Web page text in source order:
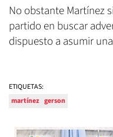
No obstante Martínez
partido en buscar
dispuesto a asumir
ETIQUETAS:
martínez gerson